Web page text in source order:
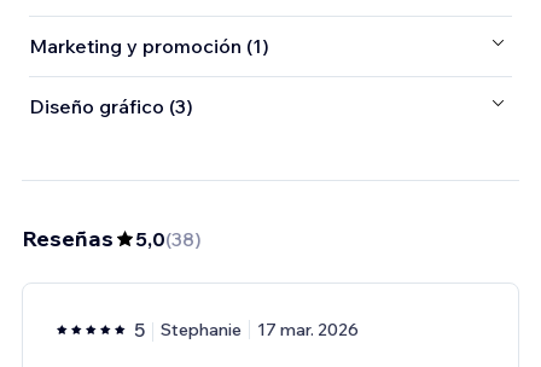
Marketing y promoción (1)
Diseño gráfico (3)
Reseñas 5,0(38)
5 Stephanie 17 mar. 2026